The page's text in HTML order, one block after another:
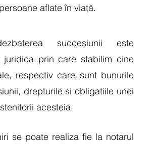
aflate în viață.
succesiunii este
juridica prin care stabilim cine
respectiv care sunt bunurile
drepturile si obligatiile unei
acesteia.
se poate realiza fie la notarul